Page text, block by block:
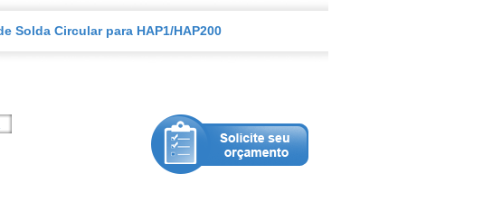
Solda Circular para HAP1/HAP200